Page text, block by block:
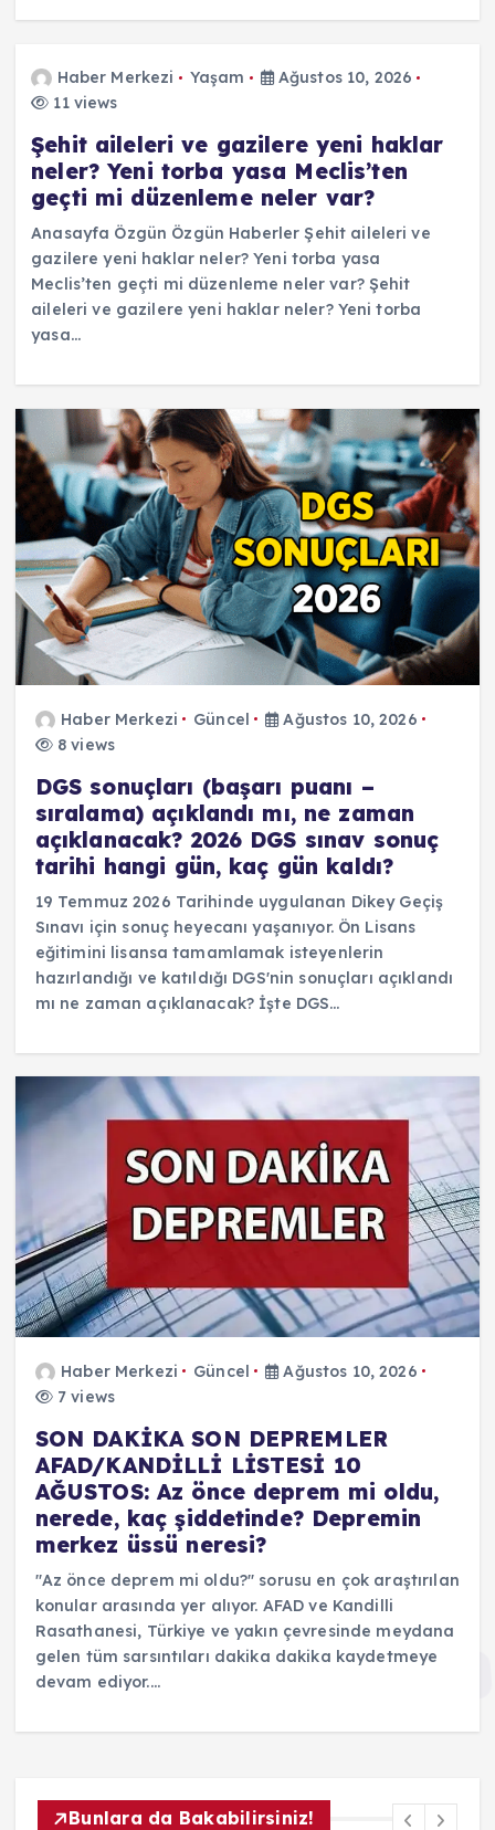
Haber Merkezi Yaşam
Ağustos 10, 2026
11 views
Şehit aileleri ve gazilere yeni haklar
neler? Yeni torba yasa Meclis’ten
geçti mi düzenleme neler var?
Anasayfa Özgün Özgün Haberler Şehit aileleri ve
gazilere yeni haklar neler? Yeni torba yasa
Meclis’ten geçti mi düzenleme neler var? Şehit
aileleri ve gazilere yeni haklar neler? Yeni torba
yasa…
Haber Merkezi Güncel
Ağustos 10, 2026
8 views
DGS sonuçları (başarı puanı –
sıralama) açıklandı mı, ne zaman
açıklanacak? 2026 DGS sınav sonuç
tarihi hangi gün, kaç gün kaldı?
19 Temmuz 2026 Tarihinde uygulanan Dikey Geçiş
Sınavı için sonuç heyecanı yaşanıyor. Ön Lisans
eğitimini lisansa tamamlamak isteyenlerin
hazırlandığı ve katıldığı DGS'nin sonuçları açıklandı
mı ne zaman açıklanacak? İşte DGS…
Haber Merkezi Güncel
Ağustos 10, 2026
7 views
SON DAKİKA SON DEPREMLER
AFAD/KANDİLLİ LİSTESİ 10
AĞUSTOS: Az önce deprem mi oldu,
nerede, kaç şiddetinde? Depremin
merkez üssü neresi?
"Az önce deprem mi oldu?" sorusu en çok araştırılan
konular arasında yer alıyor. AFAD ve Kandilli
Rasathanesi, Türkiye ve yakın çevresinde meydana
gelen tüm sarsıntıları dakika dakika kaydetmeye
devam ediyor.…
Bunlara da Bakabilirsiniz!